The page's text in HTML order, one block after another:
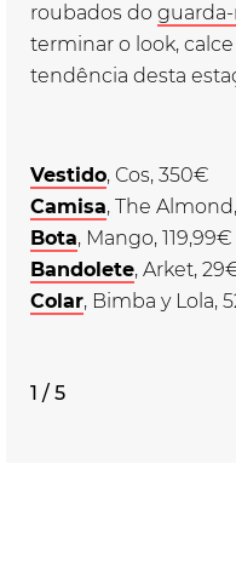
roubados do
terminar o look,
tendência desta
Vestido, Cos, 350€
Camisa, The
Bota, Mango, 119,99€
Bandolete, Arket,
Colar, Bimba y Lola,
1 / 5